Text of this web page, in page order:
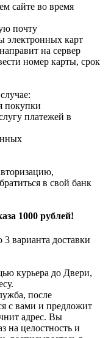
сайте во время
почту
карт
на сервер
номер карты, срок
покупки
платежей в
в свой банк
1000 рублей!
варианта доставки
курьера до Двери,
после
с вами и предложит
адрес. Вы
на целостность и